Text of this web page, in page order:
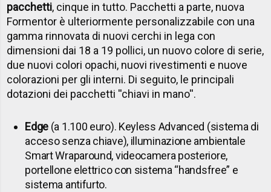
pacchetti, cinque in tutto. Pacchetti a parte, nuova
Formentor è ulteriormente personalizzabile con una
gamma rinnovata di nuovi cerchi in lega con
dimensioni dai 18 a 19 pollici, un nuovo colore di serie,
due nuovi colori opachi, nuovi rivestimenti e nuove
colorazioni per gli interni. Di seguito, le principali
dotazioni dei pacchetti ''chiavi in mano''.
Edge (a 1.100 euro). Keyless Advanced (sistema di
acceso senza chiave), illuminazione ambientale
Smart Wraparound, videocamera posteriore,
portellone elettrico con sistema “handsfree” e
sistema antifurto.